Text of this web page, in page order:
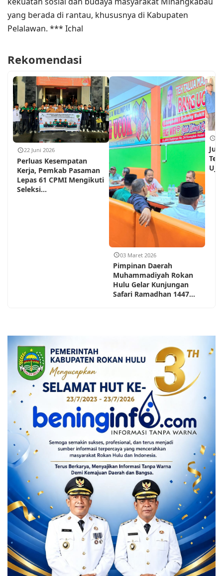
yang berada di rantau, khususnya di Kabupaten
Pelalawan. *** Ichal
Rekomendasi
22 Juni 2026
Perluas Kesempatan
Kerja, Pemkab Pasaman
Lepas 61 CPMI Mengikuti
Seleksi...
03 Maret 2026
Pimpinan Daerah
Muhammadiyah Rokan
Hulu Gelar Kunjungan
Safari Ramadhan 1447...